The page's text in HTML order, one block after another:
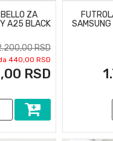
ZA
A25 BLACK
RSD
440,00 RSD
RSD